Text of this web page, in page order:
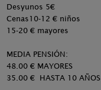
Desyunos 5€
Cenas10-12 € niños
15-20 € mayores
MEDIA PENSIÓN:
48.00 € MAYORES
35.00 € HASTA 10 AÑOS